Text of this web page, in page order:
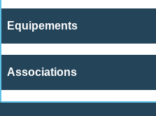
Equipements
Associations